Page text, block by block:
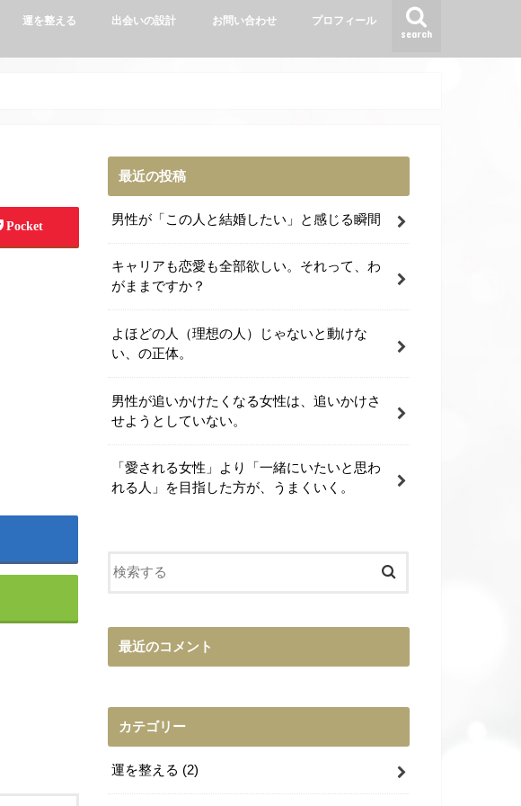
search
運を整える 出会いの設計 お問い合わせ プロフィール
Pocket
最近の投稿
男性が「この人と結婚したい」と感じる瞬間
キャリアも恋愛も全部欲しい。それって、わ
がままですか？
よほどの人（理想の人）じゃないと動けな
い、の正体。
男性が追いかけたくなる女性は、追いかけさ
せようとしていない。
「愛される女性」より「一緒にいたいと思わ
れる人」を目指した方が、うまくいく。
最近のコメント
カテゴリー
運を整える (2)